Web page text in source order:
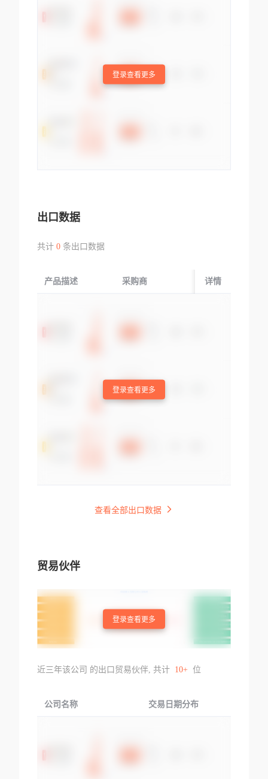
登录查看更多
出口数据
共计 0条出口数据
产品描述 采购商 起运国/地区
详情
登录查看更多
查看全部出口数据
贸易伙伴
登录查看更多
近三年该公司 的出口贸易伙伴, 共计 10+ 位
公司名称 交易日期分布